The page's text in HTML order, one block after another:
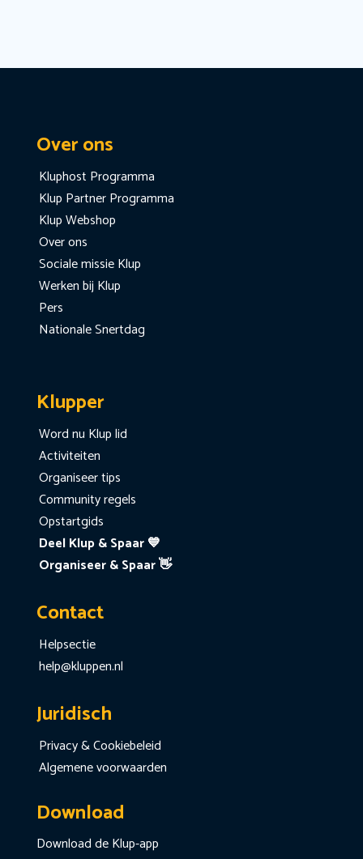
Over ons
Kluphost Programma
Klup Partner Programma
Klup Webshop
Over ons
Sociale missie Klup
Werken bij Klup
Pers
Nationale Snertdag
Klupper
Word nu Klup lid
Activiteiten
Organiseer tips
Community regels
Opstartgids
Deel Klup & Spaar 💙
Organiseer & Spaar 👋
Contact
Helpsectie
help@kluppen.nl
Juridisch
Privacy & Cookiebeleid
Algemene voorwaarden
Download
Download de Klup-app